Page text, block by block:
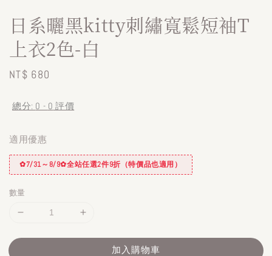
日系曬黑kitty刺繡寬鬆短袖T
上衣2色-白
Regular
NT$ 680
總分: 0 - 0 評價
適用優惠
✿7/31～8/9✿全站任選2件9折（特價品也適用）
數量
加入購物車